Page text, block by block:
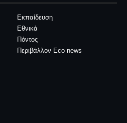
Εκπαίδευση
Εθνικά
Πόντος
Περιβάλλον Eco news